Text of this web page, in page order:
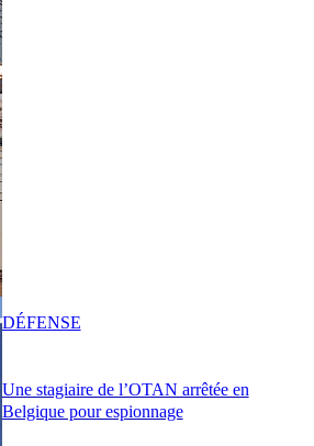
Une stagiaire de l’OTAN arrêtée en
Belgique pour espionnage
DÉFENSE